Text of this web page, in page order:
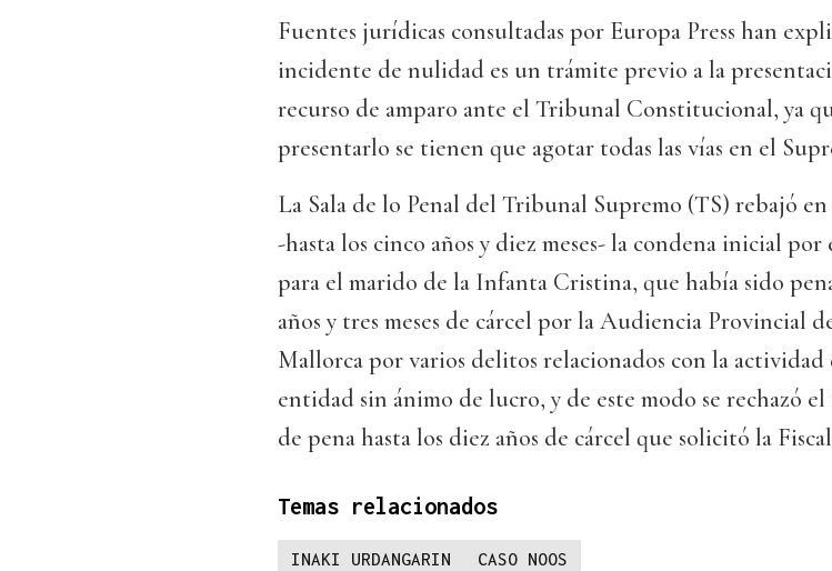
Fuentes jurídicas consultadas por Europa Press han
incidente de nulidad es un trámite previo a la
recurso de amparo ante el Tribunal Constitucional, ya
presentarlo se tienen que agotar todas las vías en el
La Sala de lo Penal del Tribunal Supremo (TS) rebajó en
-hasta los cinco años y diez meses- la condena inicial por
para el marido de la Infanta Cristina, que había sido
años y tres meses de cárcel por la Audiencia Provincial
Mallorca por varios delitos relacionados con la actividad
entidad sin ánimo de lucro, y de este modo se rechazó
de pena hasta los diez años de cárcel que solicitó la
Temas relacionados
INAKI URDANGARIN CASO NOOS